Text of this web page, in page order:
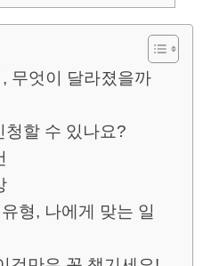
무엇이 달라졌을까
청할 수 있나요?
형, 나에게 맞는 일